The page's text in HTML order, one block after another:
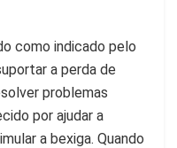
como indicado pelo
a perda de
problemas
por ajudar a
a bexiga. Quando